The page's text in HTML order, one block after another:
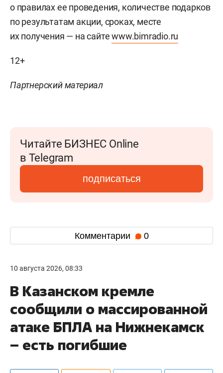
о правилах ее проведения, количестве подарков
по результатам акции, сроках, месте
их получения — на сайтеwww.bimradio.ru
12+
Партнерский материал
Читайте БИЗНЕС Online
в Telegram
подписаться
Комментарии 0
10 августа 2026, 08:33
В Казанском кремле
сообщили о массированной
атаке БПЛА на Нижнекамск
– есть погибшие